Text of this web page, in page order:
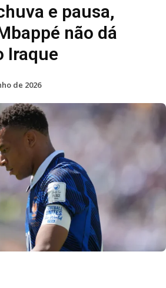
e pausa,
não dá
Iraque
de 2026